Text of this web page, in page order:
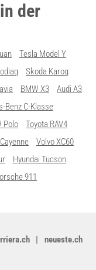
der
Tesla Model Y
Skoda Karoq
BMW X3
Audi A3
Benz C-Klasse
Polo
Toyota RAV4
Volvo XC60
Hyundai Tucson
911
neueste.ch